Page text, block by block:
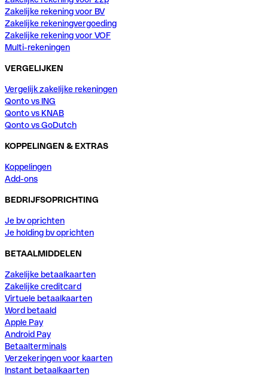
Zakelijke rekening voor BV
Zakelijke rekeningvergoeding
Zakelijke rekening voor VOF
Multi-rekeningen
VERGELIJKEN
Vergelijk zakelijke rekeningen
Qonto vs ING
Qonto vs KNAB
Qonto vs GoDutch
KOPPELINGEN & EXTRAS
Koppelingen
Add-ons
BEDRIJFSOPRICHTING
Je bv oprichten
Je holding bv oprichten
BETAALMIDDELEN
Zakelijke betaalkaarten
Zakelijke creditcard
Virtuele betaalkaarten
Word betaald
Apple Pay
Android Pay
Betaalterminals
Verzekeringen voor kaarten
Instant betaalkaarten